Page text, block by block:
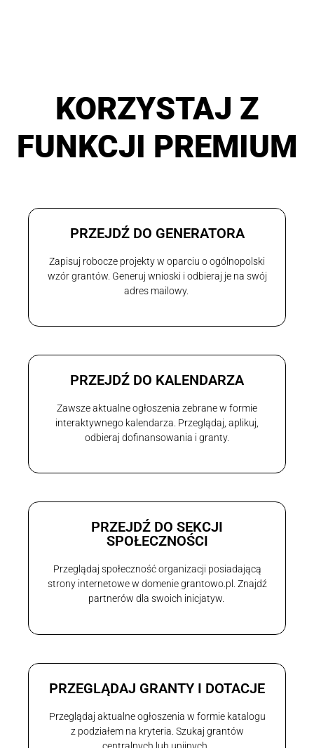
KORZYSTAJ Z
FUNKCJI PREMIUM
PRZEJDŹ DO GENERATORA
Zapisuj robocze projekty w oparciu o ogólnopolski
wzór grantów. Generuj wnioski i odbieraj je na swój
adres mailowy.
PRZEJDŹ DO KALENDARZA
Zawsze aktualne ogłoszenia zebrane w formie
interaktywnego kalendarza. Przeglądaj, aplikuj,
odbieraj dofinansowania i granty.
PRZEJDŹ DO SEKCJI
SPOŁECZNOŚCI
Przeglądaj społeczność organizacji posiadającą
strony internetowe w domenie grantowo.pl. Znajdź
partnerów dla swoich inicjatyw.
PRZEGLĄDAJ GRANTY I DOTACJE
Przeglądaj aktualne ogłoszenia w formie katalogu
z podziałem na kryteria. Szukaj grantów
centralnych lub unijnych.